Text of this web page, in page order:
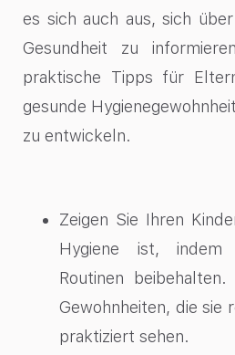
es sich auch aus, sich
Gesundheit zu
praktische Tipps für
gesunde
zu entwickeln.
Zeigen Sie Ihren
Hygiene ist,
Routinen
Gewohnheiten, die sie
praktiziert sehen.